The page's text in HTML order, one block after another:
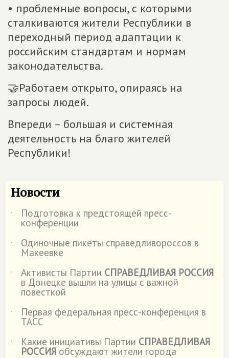
• проблемные вопросы, с которыми
сталкиваются жители Республики в
переходный период адаптации к
российским стандартам и нормам
законодательства.
🤝Работаем открыто, опираясь на
запросы людей.
Впереди – большая и системная
деятельность на благо жителей
Республики!
Новости
˙ Подготовка к предстоящей пресс-
конференции
˙
Одиночные пикеты справедливороссов в
Макеевке
˙
Активисты Партии СПРАВЕДЛИВАЯ РОССИЯ
в Донецке вышли на улицы с важной
повесткой
˙
Первая федеральная пресс-конференция в
ТАСС
˙
Какие инициативы Партии СПРАВЕДЛИВАЯ
РОССИЯ обсуждают жители города